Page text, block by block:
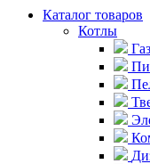
Каталог товаров
Котлы